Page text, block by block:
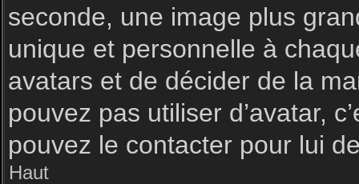
seconde, une image plus
unique et personnelle à
avatars et de décider de la
pouvez pas utiliser d’avatar,
pouvez le contacter pour lui
Haut